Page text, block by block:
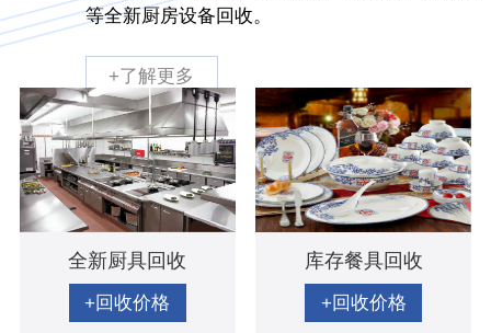
等全新厨房设备回收。
+了解更多
PRODUCT
回收范围
全新厨具回收
+回收价格
库存餐具回收
+回收价格